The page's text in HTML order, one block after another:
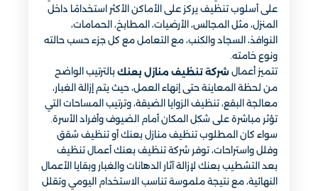
على أسلوب تنظيف يركز على الأماكن الأكثر استخدامًا داخل
المنزل، مثل المجالس، الأرضيات، المطابخ، الحمامات،
النوافذ، السجاد والكنب، مع التعامل مع كل جزء حسب حالته
ونوع خامته.
تتميز أعمال شركة تنظيف منازل بعنك بالترتيب الواضح
من لحظة المعاينة حتى إنهاء العمل، حيث يتم إزالة الغبار،
معالجة البقع، تنظيف الزوايا الضيقة، وترتيب المساحات التي
تؤثر مباشرة على شكل المكان أمام الضيوف وأفراد الأسرة.
سواء كان المطلوب تنظيف منازل بعنك أو تنظيف شقق
وفلل واستراحات، توفر شركة تنظيف بعنك أعمال تنظيف
بعد التشطيب بعنك لإزالة آثار الدهانات والغبار وبقايا الأعمال
النهائية، مع نتيجة ملموسة تناسب الاستخدام اليومي وتقلل